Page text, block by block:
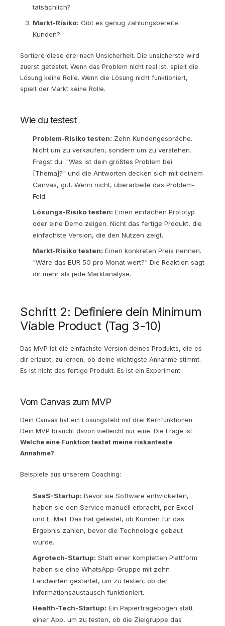
tatsächlich?
Markt-Risiko: Gibt es genug zahlungsbereite
Kunden?
Sortiere diese drei nach Unsicherheit. Die unsicherste wird
zuerst getestet. Wenn das Problem nicht real ist, spielt die
Lösung keine Rolle. Wenn die Lösung nicht funktioniert,
spielt der Markt keine Rolle.
Wie du testest
Problem-Risiko testen: Zehn Kundengespräche.
Nicht um zu verkaufen, sondern um zu verstehen.
Fragst du: "Was ist dein größtes Problem bei
[Thema]?" und die Antworten decken sich mit deinem
Canvas, gut. Wenn nicht, überarbeite das Problem-
Feld.
Lösungs-Risiko testen: Einen einfachen Prototyp
oder eine Demo zeigen. Nicht das fertige Produkt, die
einfachste Version, die den Nutzen zeigt.
Markt-Risiko testen: Einen konkreten Preis nennen.
"Wäre das EUR 50 pro Monat wert?" Die Reaktion sagt
dir mehr als jede Marktanalyse.
Schritt 2: Definiere dein Minimum
Viable Product (Tag 3-10)
Das MVP ist die einfachste Version deines Produkts, die es
dir erlaubt, zu lernen, ob deine wichtigste Annahme stimmt.
Es ist nicht das fertige Produkt. Es ist ein Experiment.
Vom Canvas zum MVP
Dein Canvas hat ein Lösungsfeld mit drei Kernfunktionen.
Dein MVP braucht davon vielleicht nur eine. Die Frage ist:
Welche eine Funktion testet meine riskanteste
Annahme?
Beispiele aus unserem Coaching:
SaaS-Startup: Bevor sie Software entwickelten,
haben sie den Service manuell erbracht, per Excel
und E-Mail. Das hat getestet, ob Kunden für das
Ergebnis zahlen, bevor die Technologie gebaut
wurde.
Agrotech-Startup: Statt einer kompletten Plattform
haben sie eine WhatsApp-Gruppe mit zehn
Landwirten gestartet, um zu testen, ob der
Informationsaustausch funktioniert.
Health-Tech-Startup: Ein Papierfragebogen statt
einer App, um zu testen, ob die Zielgruppe das